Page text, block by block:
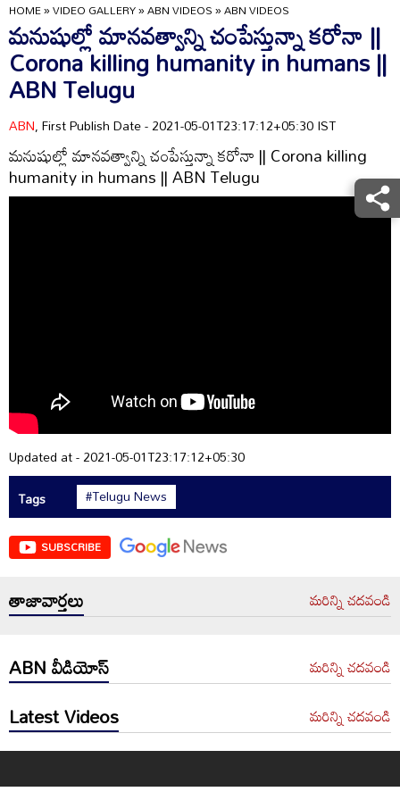
HOME»VIDEO GALLERY»ABN VIDEOS»ABN VIDEOS
మనుషుల్లో మానవత్వాన్ని చంపేస్తున్నా కరోనా ||
Corona killing humanity in humans ||
ABN Telugu
ABN, First Publish Date - 2021-05-01T23:17:12+05:30 IST
మనుషుల్లో మానవత్వాన్ని చంపేస్తున్నా కరోనా || Corona killing
humanity in humans || ABN Telugu
Updated at - 2021-05-01T23:17:12+05:30
Tags
#Telugu News
SUBSCRIBE
తాజావార్తలు మరిన్ని చదవండి
ABN వీడియోస్ మరిన్ని చదవండి
Latest Videos మరిన్ని చదవండి